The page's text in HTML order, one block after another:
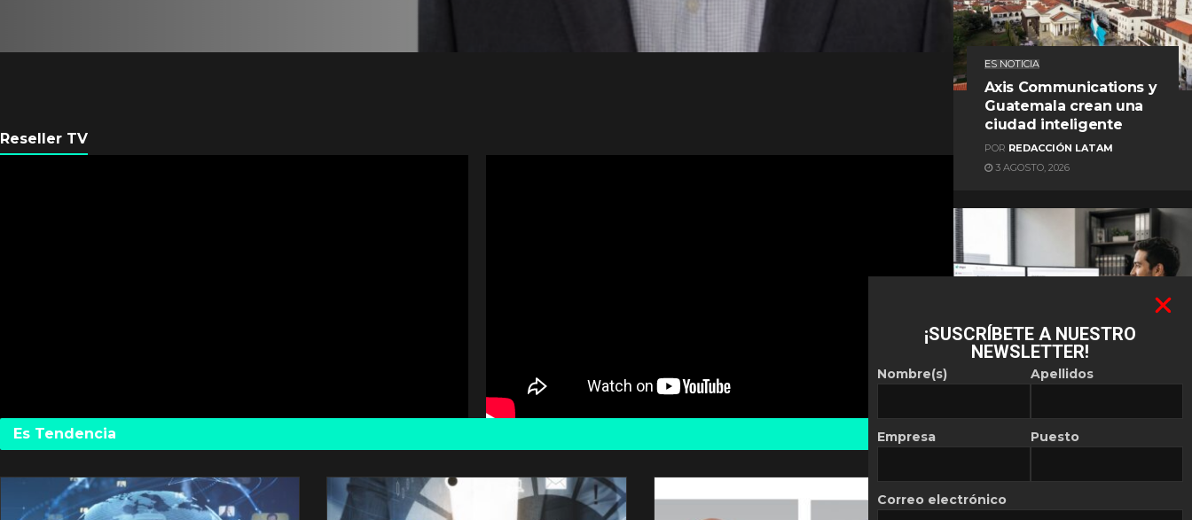
Reseller TV
Es Tendencia
ES NOTICIA
Axis Communications y
Guatemala crean una
ciudad inteligente
POR REDACCIÓN LATAM
3 AGOSTO, 2026
ES NOTICIA
Automatización de las
REDACCIÓN LATAM
¡SUSCRÍBETE A NUESTRO
NEWSLETTER!
Nombre(s)
Empresa
Apellidos
Puesto
Correo electrónico